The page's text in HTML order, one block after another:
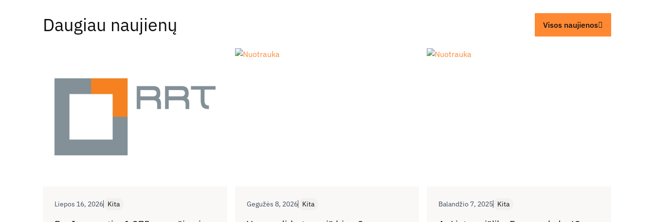
Daugiau naujienų Visos naujienos
Liepos 16, 2026 Kita Gegužės 8, 2026 Kita Balandžio 7, 2025 Kita